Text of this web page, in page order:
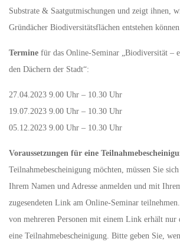
Substrate & Saatgutmischungen und zeigt ihnen,
Gründächer Biodiversitätsflächen entstehen
Termine für das Online-Seminar „Biodiversität –
den Dächern der Stadt“:
27.04.2023 9.00 Uhr – 10.30 Uhr
19.07.2023 9.00 Uhr – 10.30 Uhr
05.12.2023 9.00 Uhr – 10.30 Uhr
Voraussetzungen für eine
Teilnahmebescheinigung möchten, müssen Sie
Ihrem Namen und Adresse anmelden und mit
zugesendeten Link am Online-Seminar
von mehreren Personen mit einem Link erhält
eine Teilnahmebescheinigung. Bitte geben Sie,